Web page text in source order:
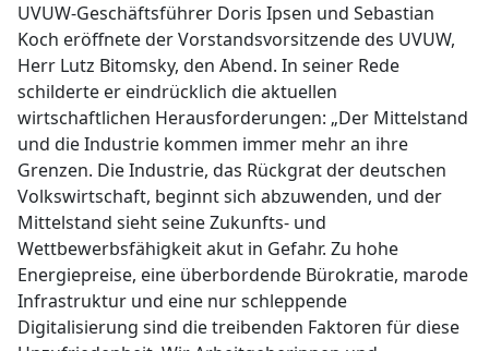
UVUW-Geschäftsführer Doris Ipsen und Sebastian
Koch eröffnete der Vorstandsvorsitzende des UVUW,
Herr Lutz Bitomsky, den Abend. In seiner Rede
schilderte er eindrücklich die aktuellen
wirtschaftlichen Herausforderungen: „Der Mittelstand
und die Industrie kommen immer mehr an ihre
Grenzen. Die Industrie, das Rückgrat der deutschen
Volkswirtschaft, beginnt sich abzuwenden, und der
Mittelstand sieht seine Zukunfts- und
Wettbewerbsfähigkeit akut in Gefahr. Zu hohe
Energiepreise, eine überbordende Bürokratie, marode
Infrastruktur und eine nur schleppende
Digitalisierung sind die treibenden Faktoren für diese